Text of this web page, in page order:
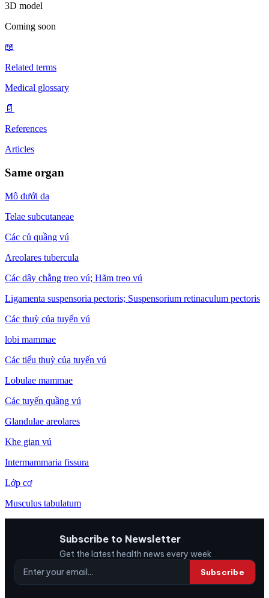
3D model
Coming soon
📖
Related terms
Medical glossary
📄
References
Articles
Same organ
Mô dưới da
Telae subcutaneae
Các củ quầng vú
Areolares tubercula
Các dây chằng treo vú; Hãm treo vú
Ligamenta suspensoria pectoris; Suspensorium retinaculum pectoris
Các thuỳ của tuyến vú
lobi mammae
Các tiểu thuỳ của tuyến vú
Lobulae mammae
Các tuyến quầng vú
Glandulae areolares
Khe gian vú
Intermammaria fissura
Lớp cơ
Musculus tabulatum
Subscribe to Newsletter
Get the latest health news every week
Subscribe